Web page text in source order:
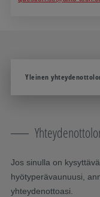
Yleinen
Jos sinulla on
hyötyperävaunuusi,
yhteydenottoasi.